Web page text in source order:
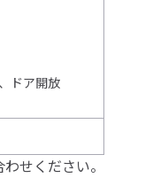
ドア開放
せください。